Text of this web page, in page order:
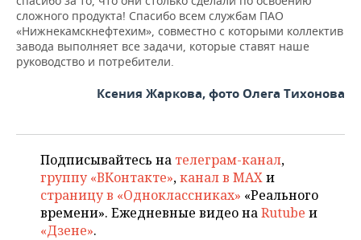
сложного продукта! Спасибо всем службам ПАО
«Нижнекамскнефтехим», совместно с которыми коллектив
завода выполняет все задачи, которые ставят наше
руководство и потребители.
Ксения Жаркова, фото Олега Тихонова
Подписывайтесь на телеграм-канал,
группу «ВКонтакте»,канал в MAXи
страницу в «Одноклассниках» «Реального
времени». Ежедневные видео наRutube и
«Дзене».